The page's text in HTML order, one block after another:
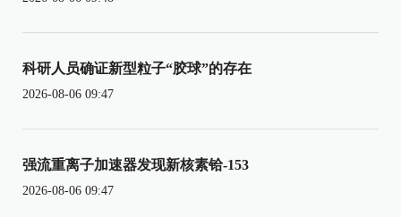
科研人员确证新型粒子“胶球”的存在
2026-08-06 09:47
强流重离子加速器发现新核素铪-153
2026-08-06 09:47